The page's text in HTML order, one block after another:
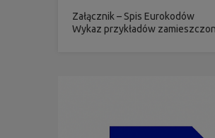
Załącznik – Spis Eurokodów
Wykaz przykładów